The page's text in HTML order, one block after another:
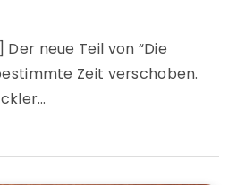
neue Teil von “Die
Zeit verschoben.